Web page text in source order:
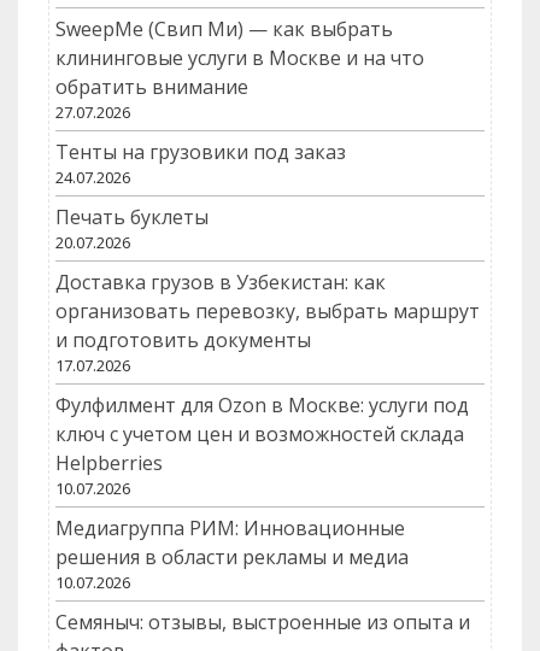
SweepMe (Свип Ми) — как выбрать
клининговые услуги в Москве и на что
обратить внимание
27.07.2026
Тенты на грузовики под заказ
24.07.2026
Печать буклеты
20.07.2026
Доставка грузов в Узбекистан: как
организовать перевозку, выбрать маршрут
и подготовить документы
17.07.2026
Фулфилмент для Ozon в Москве: услуги под
ключ с учетом цен и возможностей склада
Helpberries
10.07.2026
Медиагруппа РИМ: Инновационные
решения в области рекламы и медиа
10.07.2026
Семяныч: отзывы, выстроенные из опыта и